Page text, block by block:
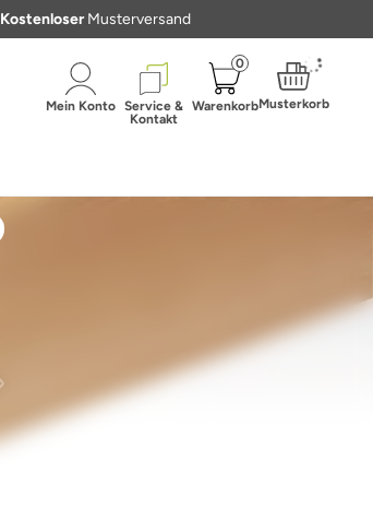
Kostenloser Musterversand
Mein Konto Service &
Kontakt
0
WarenkorbMusterkorb